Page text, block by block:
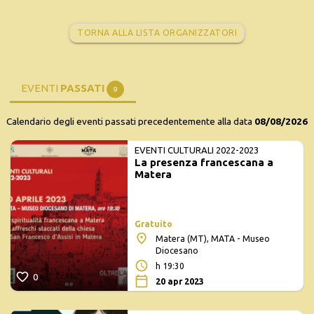
TORNA ALLA LISTA ORGANIZZATORI
EVENTI PASSATI 9
Calendario degli eventi passati precedentemente alla data 08/08/2026
0
EVENTI CULTURALI 2022-2023
La presenza francescana a
Matera
Gratuito
Matera (MT), MATA - Museo
Diocesano
h 19:30
20 apr 2023